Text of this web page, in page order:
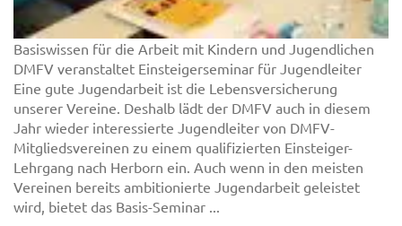
Basiswissen für die Arbeit mit Kindern und Jugendlichen
DMFV veranstaltet Einsteigerseminar für Jugendleiter
Eine gute Jugendarbeit ist die Lebensversicherung
unserer Vereine. Deshalb lädt der DMFV auch in diesem
Jahr wieder interessierte Jugendleiter von DMFV-
Mitgliedsvereinen zu einem qualifizierten Einsteiger-
Lehrgang nach Herborn ein. Auch wenn in den meisten
Vereinen bereits ambitionierte Jugendarbeit geleistet
wird, bietet das Basis-Seminar ...